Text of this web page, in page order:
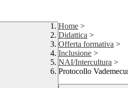
Home >
Didattica >
Offerta formativa >
Inclusione >
NAI/Intercultura >
Protocollo